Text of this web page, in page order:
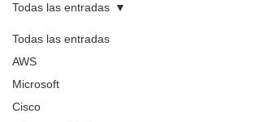
Todas las entradas
AWS
Microsoft
Cisco
Todas las entradas